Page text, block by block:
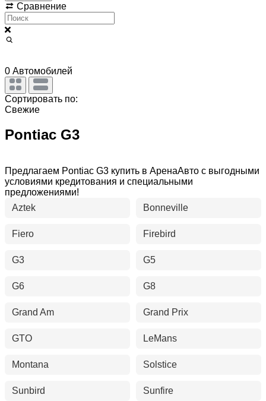
Сравнение
0 Автомобилей
Сортировать по:
Свежие
Pontiac G3
Предлагаем Pontiac G3 купить в АренаАвто с выгодными
условиями кредитования и специальными
предложениями!
Aztek
Bonneville
Fiero Firebird
G3 G5
G6 G8
Grand Am Grand Prix
GTO LeMans
Montana Solstice
Sunbird Sunfire